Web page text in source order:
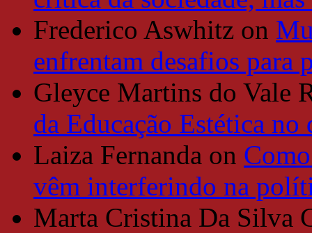
Frederico Aswhitz on
enfrentam desafios para
Gleyce Martins do Vale
da Educação Estética
Laiza Fernanda on
vêm interferindo na
Marta Cristina Da Silva